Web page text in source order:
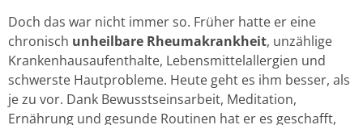
Doch das war nicht immer so. Früher hatte er eine
chronisch unheilbare Rheumakrankheit, unzählige
Krankenhausaufenthalte, Lebensmittelallergien und
schwerste Hautprobleme. Heute geht es ihm besser, als
je zu vor. Dank Bewusstseinsarbeit, Meditation,
Ernährung und gesunde Routinen hat er es geschafft,